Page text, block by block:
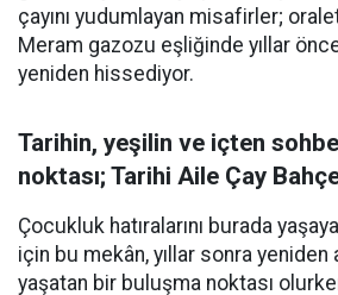
çayını yudumlayan misafirler;
Meram gazozu eşliğinde yıllar
yeniden hissediyor.
Tarihin, yeşilin ve içten
noktası; Tarihi Aile Çay
Çocukluk hatıralarını burada
için bu mekân, yıllar sonra yeniden
yaşatan bir buluşma noktası